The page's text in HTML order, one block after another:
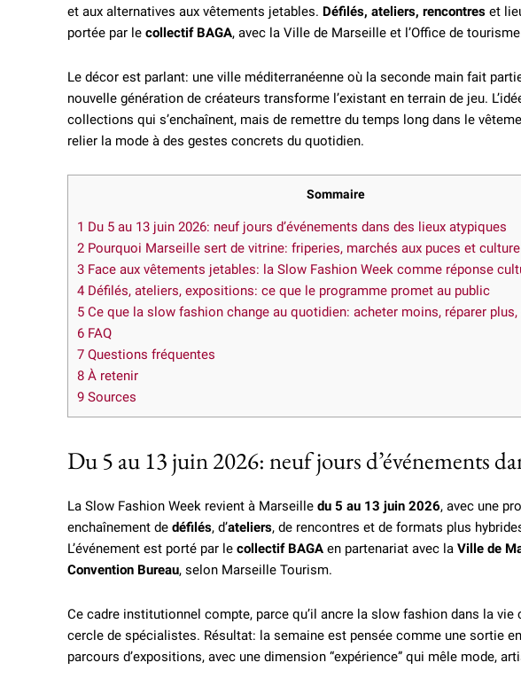
et aux alternatives aux vêtements jetables. Défilés, ateliers, rencontres et
portée par le collectif BAGA, avec la Ville de Marseille et l’Office de
Le décor est parlant: une ville méditerranéenne où la seconde main fait
nouvelle génération de créateurs transforme l’existant en terrain de jeu.
collections qui s’enchaînent, mais de remettre du temps long dans le
relier la mode à des gestes concrets du quotidien.
Sommaire
1 Du 5 au 13 juin 2026: neuf jours d’événements dans des lieux atypiques
2 Pourquoi Marseille sert de vitrine: friperies, marchés aux puces et culture
3 Face aux vêtements jetables: la Slow Fashion Week comme réponse
4 Défilés, ateliers, expositions: ce que le programme promet au public
5 Ce que la slow fashion change au quotidien: acheter moins, réparer
6 FAQ
7 Questions fréquentes
8 À retenir
9 Sources
Du 5 au 13 juin 2026: neuf jours d’événements
La Slow Fashion Week revient à Marseille du 5 au 13 juin 2026, avec une
enchaînement de défilés, d’ateliers, de rencontres et de formats plus
L’événement est porté par le collectif BAGA en partenariat avec la Ville de
Convention Bureau, selon Marseille Tourism.
Ce cadre institutionnel compte, parce qu’il ancre la slow fashion dans la
cercle de spécialistes. Résultat: la semaine est pensée comme une sortie
parcours d’expositions, avec une dimension “expérience” qui mêle mode,